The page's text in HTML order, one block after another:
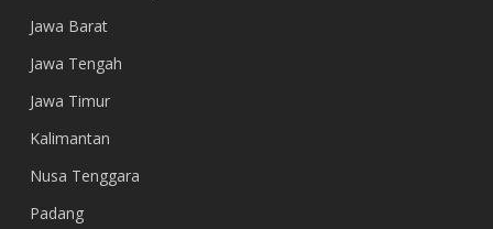
Jawa Barat
Jawa Tengah
Jawa Timur
Kalimantan
Nusa Tenggara
Padang